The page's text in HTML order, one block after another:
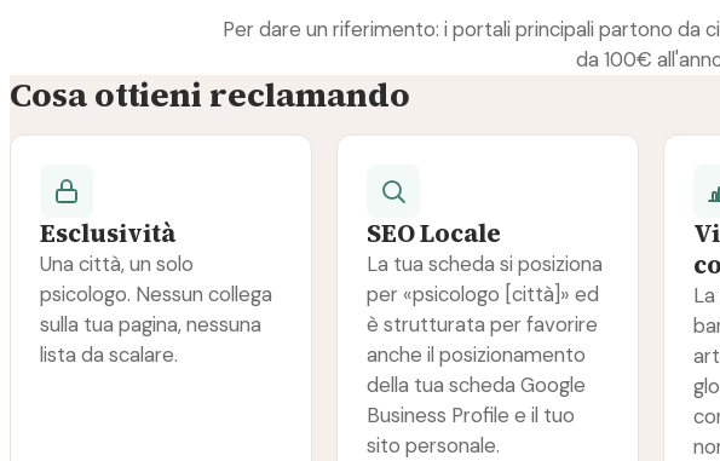
Per dare un riferimento: i portali principali partono da
da 100€
Cosa ottieni reclamando
Esclusività
Una città, un solo
psicologo. Nessun collega
sulla tua pagina, nessuna
lista da scalare.
SEO Locale
La tua scheda si posiziona
per «psicologo [città]» ed
è strutturata per favorire
anche il posizionamento
della tua scheda Google
Business Profile e il tuo
sito personale.